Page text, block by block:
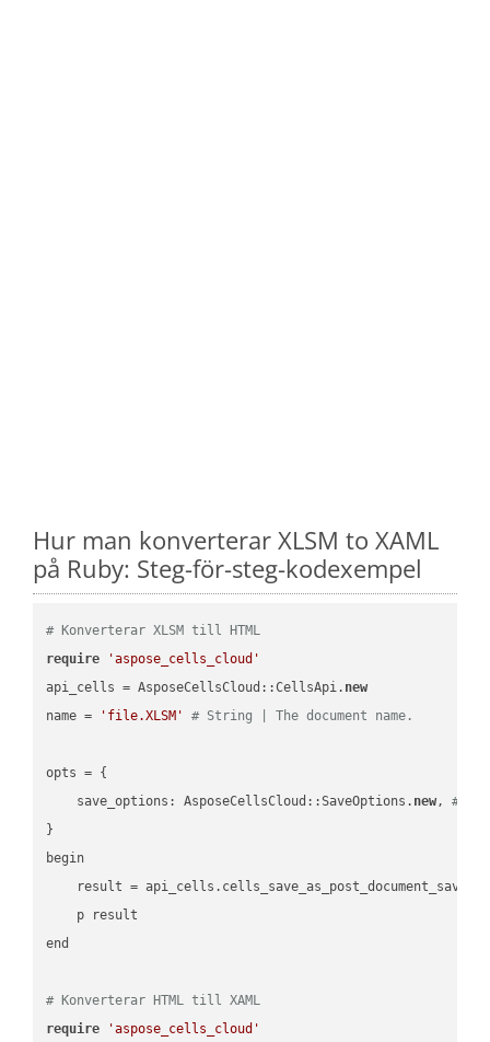
Hur man konverterar XLSM to XAML
på Ruby: Steg-för-steg-kodexempel
# Konverterar XLSM till HTML
require
'aspose_cells_cloud'
api_cells = AsposeCellsCloud::CellsApi. new
name =
'file.XLSM' # String | The document name.
opts = {
    save_options: AsposeCellsCloud::SaveOptions.
new, #
}
begin
result =
    p result
end
# Konverterar HTML till XAML
require
'aspose_cells_cloud'